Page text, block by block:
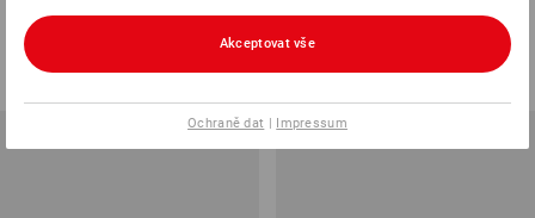
od
(vč. DPH) od 10 pár
od 1 794,43 Kč
(vč. DPH) od 10 pár
Akceptovat vše
Ochraně dat | Impressum